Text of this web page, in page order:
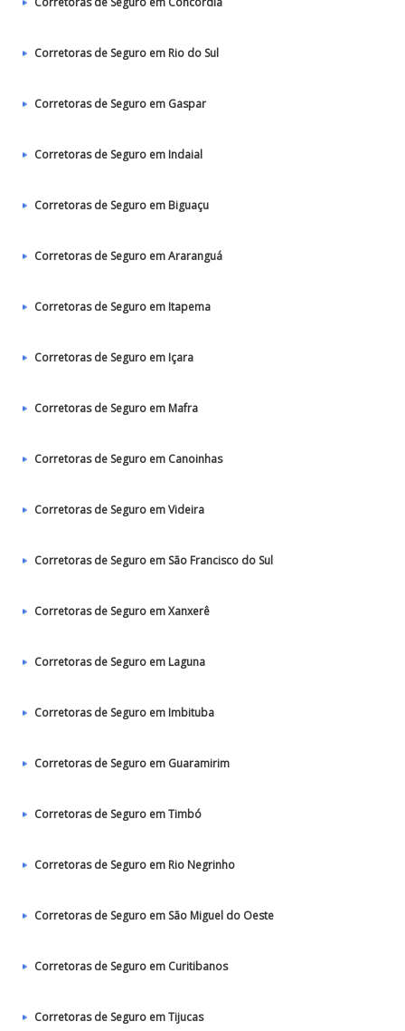
Corretoras de Seguro em Rio do Sul
Corretoras de Seguro em Gaspar
Corretoras de Seguro em Indaial
Corretoras de Seguro em Biguaçu
Corretoras de Seguro em Araranguá
Corretoras de Seguro em Itapema
Corretoras de Seguro em Içara
Corretoras de Seguro em Mafra
Corretoras de Seguro em Canoinhas
Corretoras de Seguro em Videira
Corretoras de Seguro em São Francisco do Sul
Corretoras de Seguro em Xanxerê
Corretoras de Seguro em Laguna
Corretoras de Seguro em Imbituba
Corretoras de Seguro em Guaramirim
Corretoras de Seguro em Timbó
Corretoras de Seguro em Rio Negrinho
Corretoras de Seguro em São Miguel do Oeste
Corretoras de Seguro em Curitibanos
Corretoras de Seguro em Tijucas